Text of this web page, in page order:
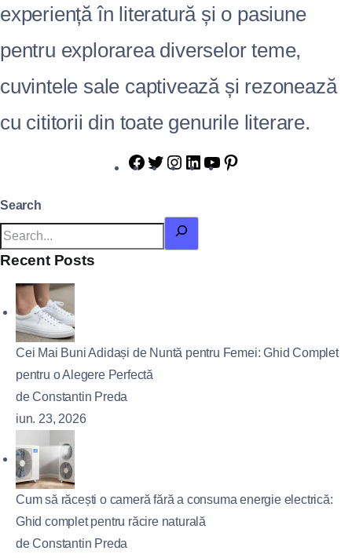
experiență în literatură și o pasiune
pentru explorarea diverselor teme,
cuvintele sale captivează și rezonează
cu cititorii din toate genurile literare.
Search
Recent Posts
Cei Mai Buni Adidași de Nuntă pentru Femei: Ghid Complet
pentru o Alegere Perfectă
de Constantin Preda
iun. 23, 2026
Cum să răcești o cameră fără a consuma energie electrică:
Ghid complet pentru răcire naturală
de Constantin Preda